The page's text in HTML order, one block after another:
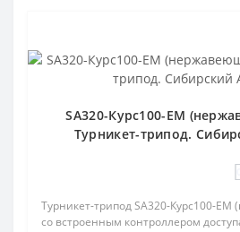
SA320-Курс100-EM
Турникет-трипод.
Турникет-трипод SA320-Курс100-
со встроенным контроллером